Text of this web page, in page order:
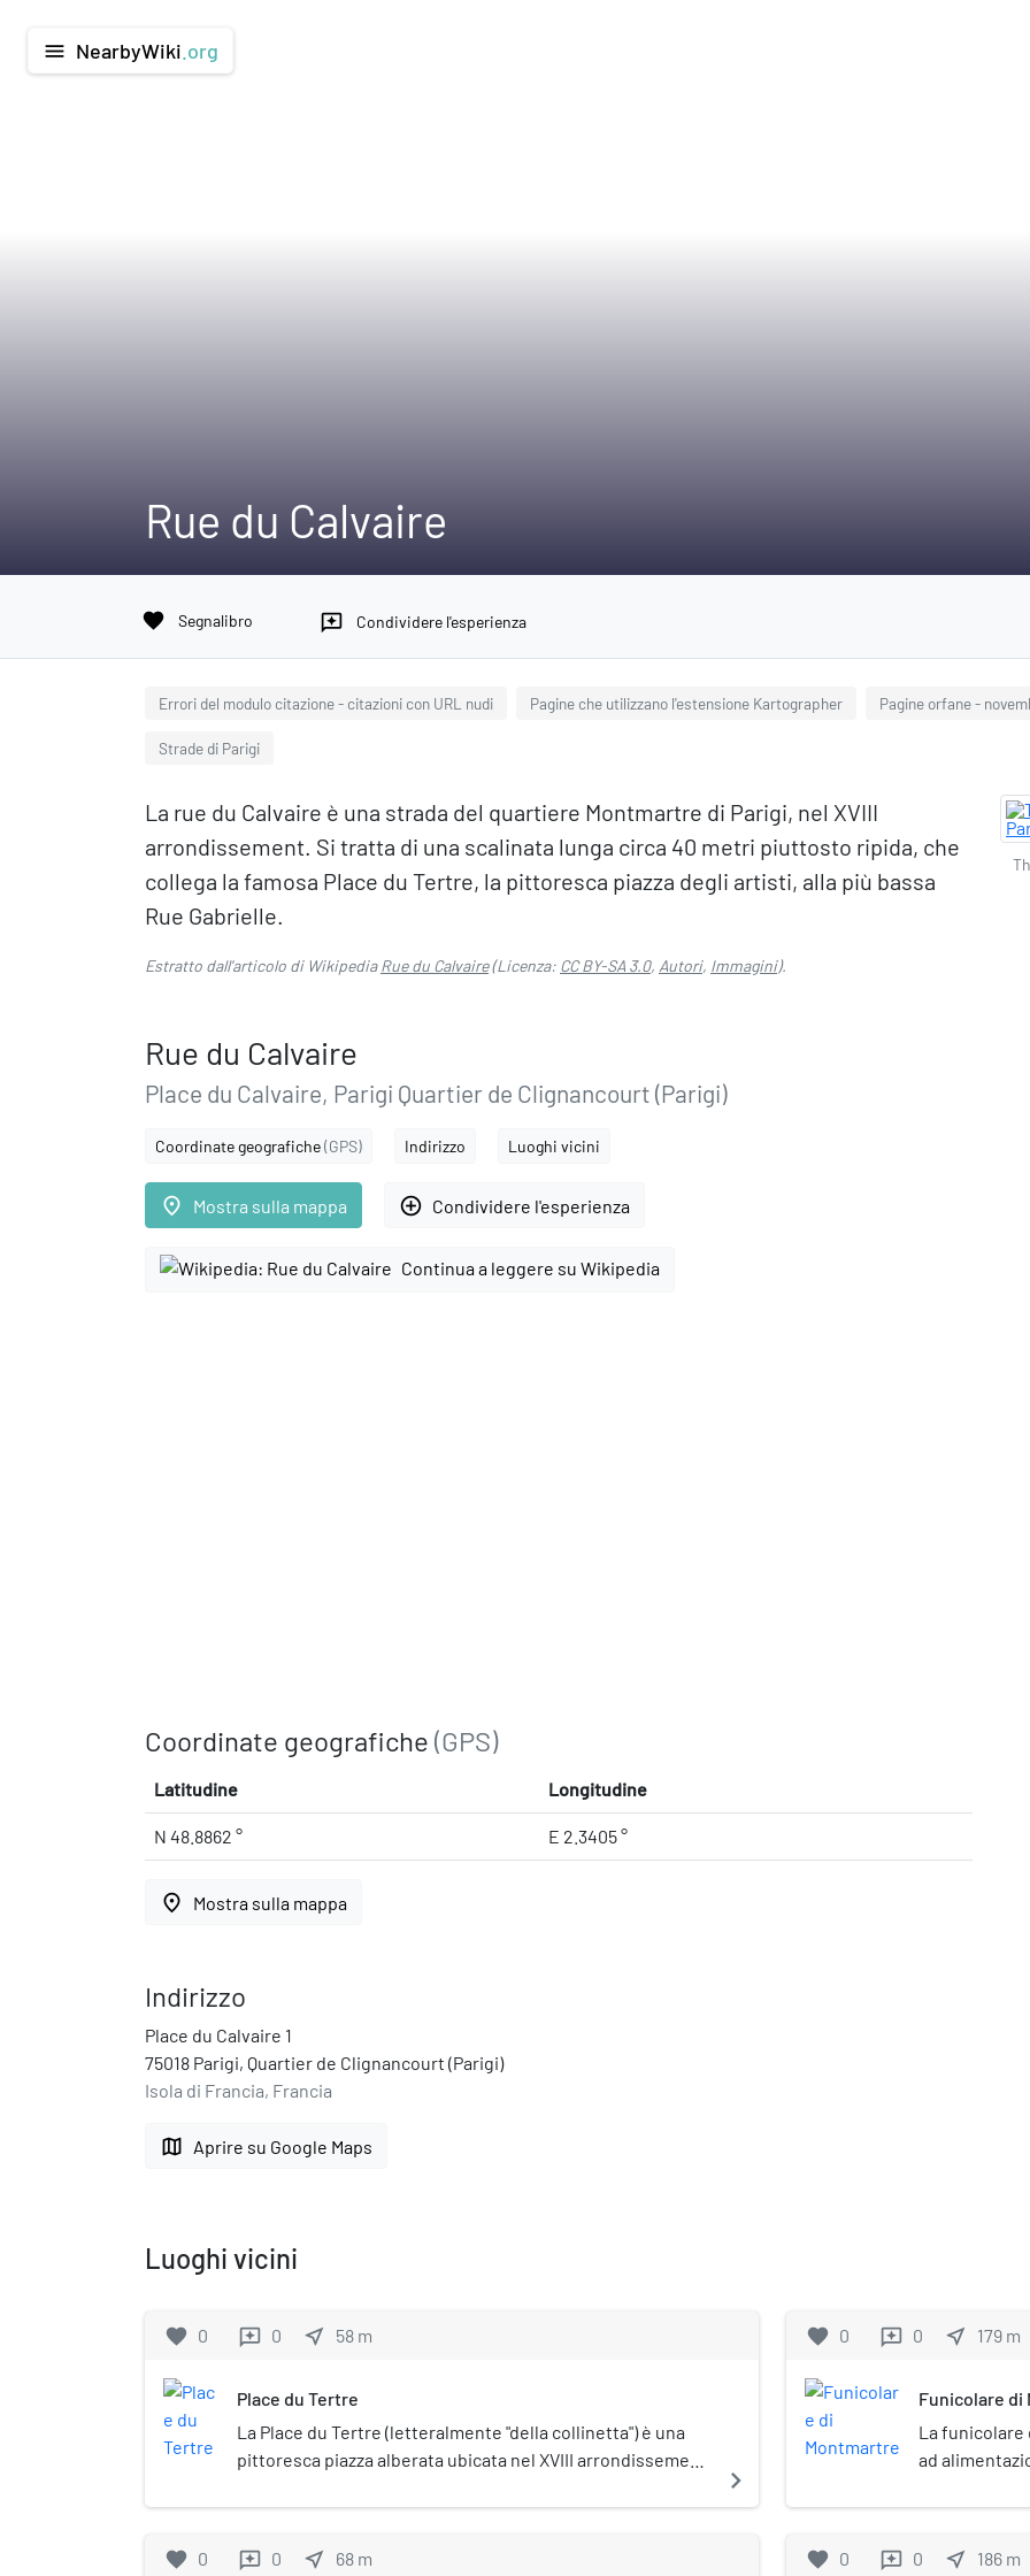
menu NearbyWiki .org
Rue du Calvaire
favorite Segnalibro reviews Condividere l'esperienza
Errori del modulo citazione - citazioni con URL nudi Pagine che utilizzano l'estensione Kartographer Pagine orfane -
Strade di Parigi
La rue du Calvaire è una strada del quartiere Montmartre di Parigi, nel XVIII
arrondissement. Si tratta di una scalinata lunga circa 40 metri piuttosto ripida, che
collega la famosa Place du Tertre, la pittoresca piazza degli artisti, alla più bassa
Rue Gabrielle.
Estratto dall'articolo di WikipediaRue du Calvaire(Licenza: CC BY-SA 3.0, Autori, Immagini).
Rue du Calvaire
Place du Calvaire, Parigi Quartier de Clignancourt (Parigi)
Coordinate geografiche(GPS) Indirizzo Luoghi vicini
place Mostra sulla mappa add_circle_outline Condividere l'esperienza
Continua a leggere su Wikipedia
Coordinate geografiche (GPS)
Latitudine Longitudine
N 48.8862 ° E 2.3405 °
place Mostra sulla mappa
Indirizzo
Place du Calvaire 1
75018 Parigi, Quartier de Clignancourt (Parigi)
Isola di Francia, Francia
map Aprire su Google Maps
Luoghi vicini
favorite 0 reviews 0 near_me 58 m
Place du Tertre
La Place du Tertre (letteralmente "della collinetta") è una
pittoresca piazza alberata ubicata nel XVIII arrondissement
navigate_next
favorite 0 reviews 0 near_me 68 m
favorite 0 reviews 0 near_me 179 m
Funicolare di
La funicolare
ad
che
evitando di
favorite 0 reviews 0 near_me 186 m